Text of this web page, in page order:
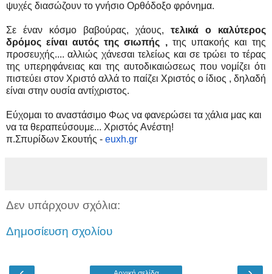
ψυχές διασώζουν το γνήσιο Ορθόδοξο φρόνημα.
Σε έναν κόσμο βαβούρας, χάους, τελικά ο καλύτερος
δρόμος είναι αυτός της σιωπής ,της υπακοής και της
προσευχής.... αλλιώς χάνεσαι τελείως και σε τρώει το τέρας
της υπερηφάνειας και της αυτοδικαιώσεως που νομίζει ότι
πιστεύει στον Χριστό αλλά το παίζει Χριστός ο ίδιος , δηλαδή
είναι στην ουσία αντίχριστος.
Εύχομαι το αναστάσιμο Φως να φανερώσει τα χάλια μας και
να τα θεραπεύσουμε... Χριστός Ανέστη!
π.Σπυρίδων Σκουτής - euxh.gr
Δεν υπάρχουν σχόλια:
Δημοσίευση σχολίου